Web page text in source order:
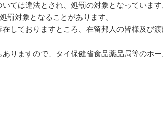
ては違法とされ、処罰の対象となっていま
罰対象となることがあります。
しておりますところ、在留邦人の皆様及び
りますので、タイ保健省食品薬品局等のホ